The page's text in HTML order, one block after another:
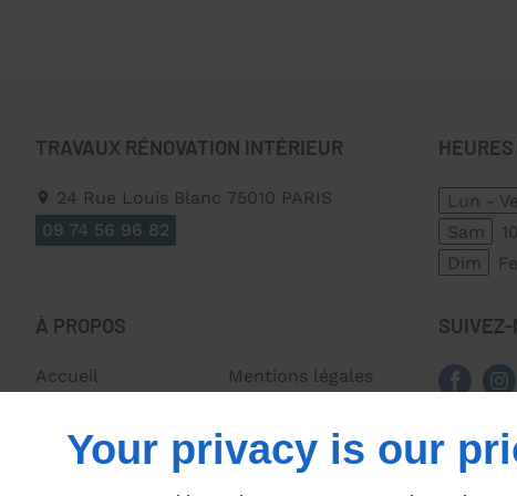
TRAVAUX RÉNOVATION INTÉRIEUR
24 Rue Louis Blanc 75010 PARIS
09 74 56 96 82
Lun -
Sam
Dim
À PROPOS
Accueil
Mentions légales
SUIVEZ-
Your privacy is our